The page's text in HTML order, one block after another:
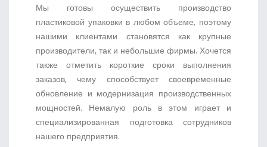
Мы готовы осуществить производство
пластиковой упаковки в любом объеме, поэтому
нашими клиентами становятся как крупные
производители, так и небольшие фирмы. Хочется
также отметить короткие сроки выполнения
заказов, чему способствует своевременные
обновление и модернизация производственных
мощностей. Немалую роль в этом играет и
специализированная подготовка сотрудников
нашего предприятия.